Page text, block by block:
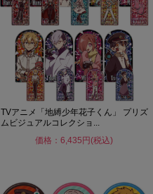
TVアニメ「地縛少年花子くん」 プリズ
ムビジュアルコレクショ...
価格：6,435円(税込)